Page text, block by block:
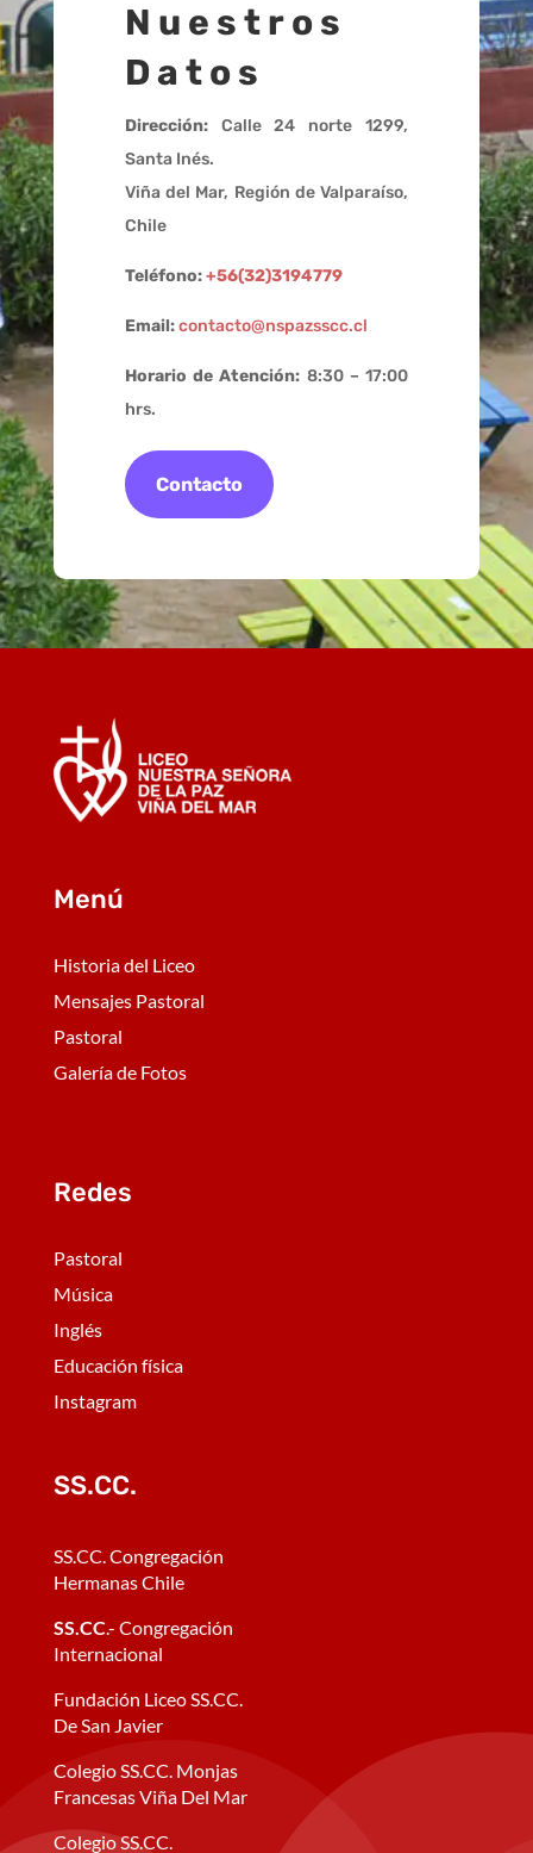
Nuestros
Datos
Dirección:Calle 24 norte 1299,
Santa Inés.
Viña del Mar, Región de Valparaíso,
Chile
Teléfono:+56(32)3194779
Email:contacto@nspazsscc.cl
Horario de Atención: 8:30 – 17:00
hrs.
Contacto
Menú
Historia del Liceo
Mensajes Pastoral
Pastoral
Galería de Fotos
Redes
Pastoral
Música
Inglés
Educación física
Instagram
SS.CC.
SS.CC. Congregación
Hermanas Chile
SS.CC.- Congregación
Internacional
Fundación Liceo SS.CC.
De San Javier
Colegio SS.CC. Monjas
Francesas Viña Del Mar
Colegio SS.CC.